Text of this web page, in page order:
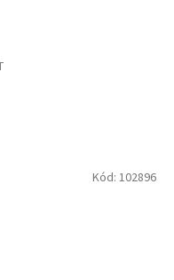
Kód: 102896